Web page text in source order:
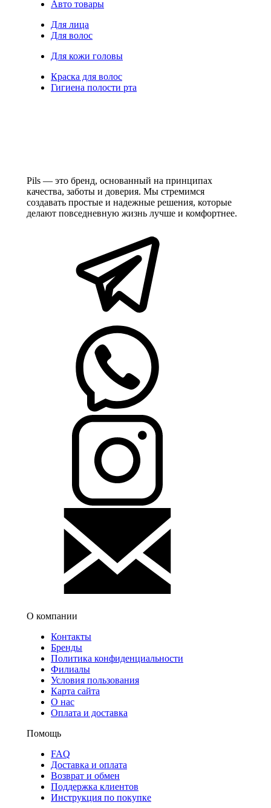
Авто товары
Для лица
Для волос
Для кожи головы
Краска для волос
Гигиена полости рта
Pils — это бренд, основанный на принципах
качества, заботы и доверия. Мы стремимся
создавать простые и надежные решения, которые
делают повседневную жизнь лучше и комфортнее.
О компании
Контакты
Бренды
Политика конфиденциальности
Филиалы
Условия пользования
Карта сайта
О нас
Оплата и доставка
Помощь
FAQ
Доставка и оплата
Возврат и обмен
Поддержка клиентов
Инструкция по покупке